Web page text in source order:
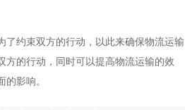
了约束双方的行动，以此来确保物流运输
方的行动，同时可以提高物流运输的效
影响。